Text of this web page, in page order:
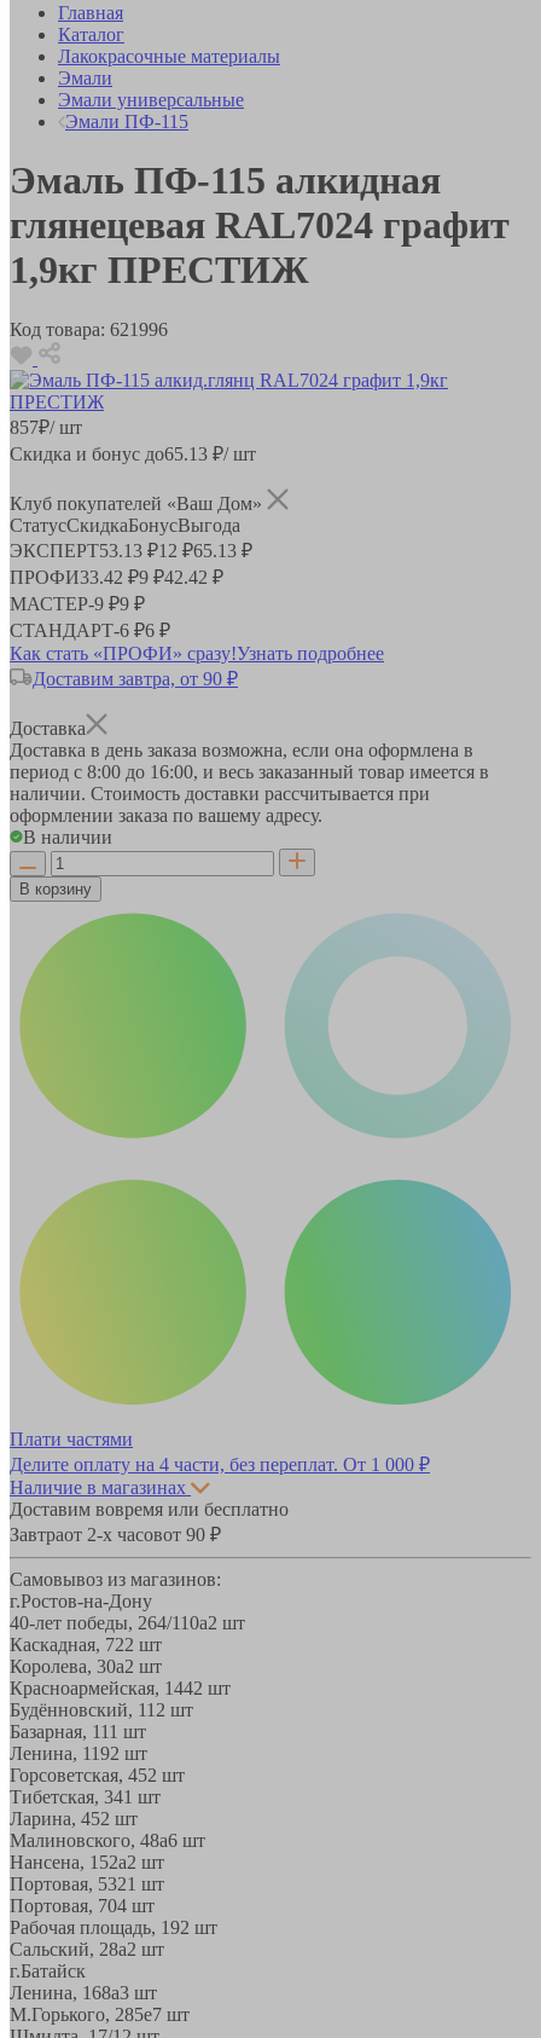
Главная
Каталог
Лакокрасочные материалы
Эмали
Эмали универсальные
Эмали ПФ-115
Эмаль ПФ-115 алкидная
глянецевая RAL7024 графит
1,9кг ПРЕСТИЖ
Код товара: 621996
857₽/ шт
Скидка и бонус до65.13 ₽/ шт
Клуб покупателей «Ваш Дом»
СтатусСкидкаБонусВыгода
ЭКСПЕРТ53.13 ₽12 ₽65.13 ₽
ПРОФИ33.42 ₽9 ₽42.42 ₽
МАСТЕР-9 ₽9 ₽
СТАНДАРТ-6 ₽6 ₽
Как стать «ПРОФИ» сразу!Узнать подробнее
Доставим завтра, от 90 ₽
Доставка
Доставка в день заказа возможна, если она оформлена в
период с 8:00 до 16:00, и весь заказанный товар имеется в
наличии. Стоимость доставки рассчитывается при
оформлении заказа по вашему адресу.
В наличии
В корзину
Плати частями
Делите оплату на 4 части, без переплат. От 1 000 ₽
Наличие в магазинах
Доставим вовремя или бесплатно
Завтраот 2-х часовот 90 ₽
Самовывоз из магазинов:
г.Ростов-на-Дону
40-лет победы, 264/110а2 шт
Каскадная, 722 шт
Королева, 30а2 шт
Красноармейская, 1442 шт
Будённовский, 11 2 шт
Базарная, 111 шт
Ленина, 1192 шт
Горсоветская, 452 шт
Тибетская, 341 шт
Ларина, 452 шт
Малиновского, 48а6 шт
Нансена, 152а2 шт
Портовая, 5321 шт
Портовая, 704 шт
Рабочая площадь, 192 шт
Сальский, 28a2 шт
г.Батайск
Ленина, 168а3 шт
М.Горького, 285е7 шт